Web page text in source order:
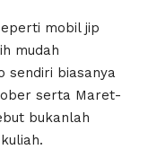
mobil jip
mudah
sendiri biasanya
serta Maret-
bukanlah